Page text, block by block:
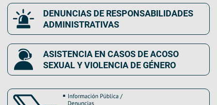
DENUNCIAS DE RESPONSABILIDADES
ADMINISTRATIVAS
ASISTENCIA EN CASOS DE ACOSO
SEXUAL Y VIOLENCIA DE GÉNERO